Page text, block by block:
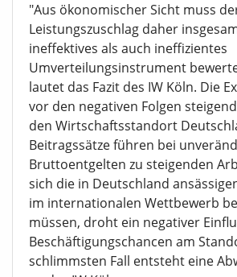
"Aus ökonomischer Sicht muss
Leistungszuschlag daher
ineffektives als auch ineffizientes
Umverteilungsinstrument
lautet das Fazit des IW Köln. Die
vor den negativen Folgen
den Wirtschaftsstandort
Beitragssätze führen bei
Bruttoentgelten zu steigenden
sich die in Deutschland
im internationalen Wettbewerb
müssen, droht ein negativer
Beschäftigungschancen am
schlimmsten Fall entsteht eine